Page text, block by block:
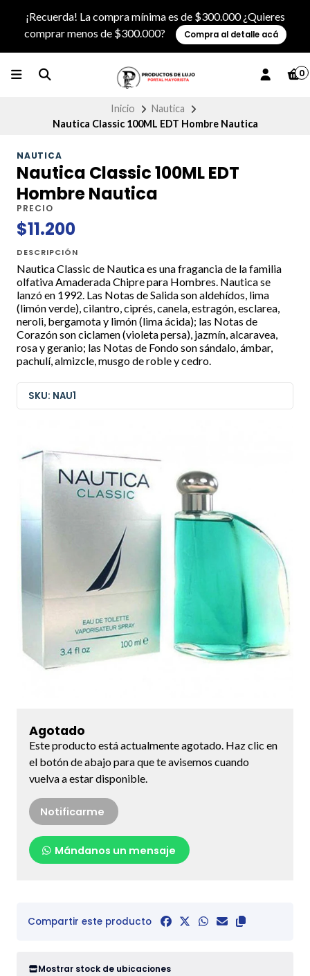
¡Recuerda! La compra mínima es de $300.000 ¿Quieres
comprar menos de $300.000?
Compra al detalle acá
0
Inicio
Nautica
Nautica Classic 100ML EDT Hombre Nautica
NAUTICA
Nautica Classic 100ML EDT
Hombre Nautica
PRECIO
$11.200
DESCRIPCIÓN
Nautica Classic de Nautica es una fragancia de la familia
olfativa Amaderada Chipre para Hombres. Nautica se
lanzó en 1992. Las Notas de Salida son aldehídos, lima
(limón verde), cilantro, ciprés, canela, estragón, esclarea,
neroli, bergamota y limón (lima ácida); las Notas de
Corazón son ciclamen (violeta persa), jazmín, alcaravea,
rosa y geranio; las Notas de Fondo son sándalo, ámbar,
pachulí, almizcle, musgo de roble y cedro.
SKU: NAU1
Agotado
Este producto está actualmente agotado. Haz clic en
el botón de abajo para que te avisemos cuando
vuelva a estar disponible.
Notificarme
Mándanos un mensaje
Compartir este producto
Mostrar stock de ubicaciones